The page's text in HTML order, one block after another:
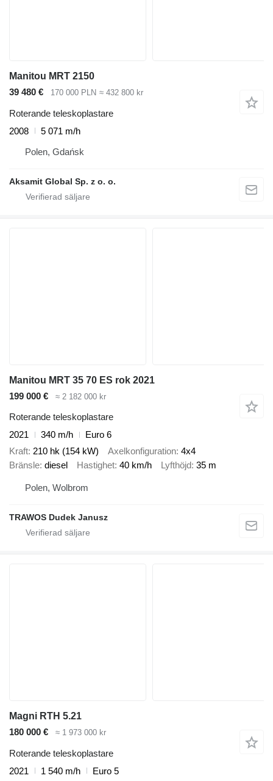
Manitou MRT 2150
39 480 €
170 000 PLN ≈ 432 800 kr
Roterande teleskoplastare
2008
5 071 m/h
Polen, Gdańsk
Aksamit Global Sp. z o. o.
Manitou MRT 35 70 ES rok 2021
199 000 €
≈ 2 182 000 kr
Roterande teleskoplastare
2021
340 m/h
Euro 6
Kraft 210 hk (154 kW) Axelkonfiguration 4x4
Bränsle diesel Hastighet 40 km/h Lyfthöjd 35 m
Polen, Wolbrom
TRAWOS Dudek Janusz
Magni RTH 5.21
180 000 €
≈ 1 973 000 kr
Roterande teleskoplastare
2021
1 540 m/h
Euro 5